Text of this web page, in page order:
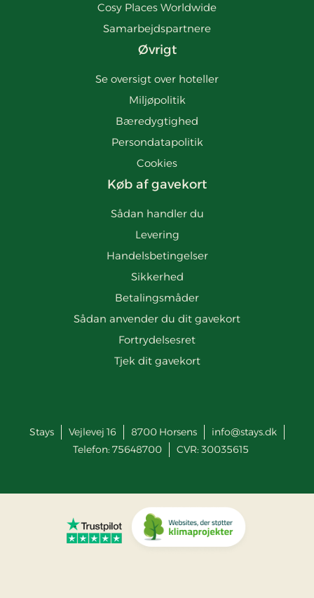
Cosy Places Worldwide
Samarbejdspartnere
Øvrigt
Se oversigt over hoteller
Miljøpolitik
Bæredygtighed
Persondatapolitik
Cookies
Køb af gavekort
Sådan handler du
Levering
Handelsbetingelser
Sikkerhed
Betalingsmåder
Sådan anvender du dit gavekort
Fortrydelsesret
Tjek dit gavekort
Stays Vejlevej 16 8700 Horsens
info@stays.dk
Telefon: 75648700 CVR: 30035615
Gå til Trustpilot